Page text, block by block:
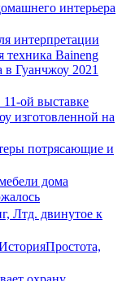
интерьера
интерпретации
техника Baineng
Гуанчжоу 2021
ой выставке
изготовленной на
потрясающие и
дома
Лтд. двинутое к